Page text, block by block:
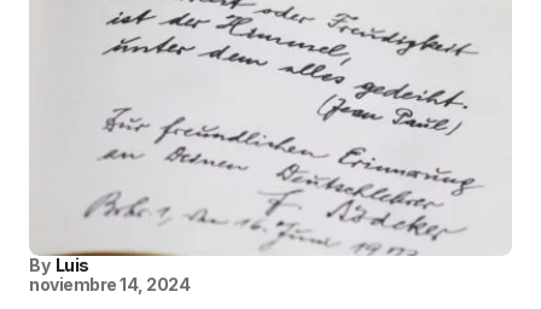
By Luis
noviembre 14, 2024